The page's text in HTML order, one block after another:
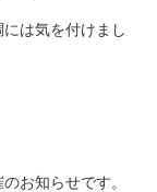
は気を付けまし
お知らせです。